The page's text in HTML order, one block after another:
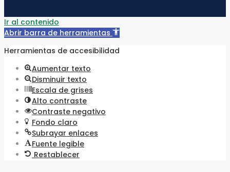
Ir al contenido
Abrir barra de herramientas
Herramientas de accesibilidad
Aumentar texto
Disminuir texto
Escala de grises
Alto contraste
Contraste negativo
Fondo claro
Subrayar enlaces
Fuente legible
Restablecer